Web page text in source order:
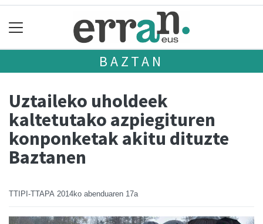
BAZTAN
Uztaileko uholdeek
kaltetutako azpiegituren
konponketak akitu dituzte
Baztanen
TTIPI-TTAPA 2014ko abenduaren 17a